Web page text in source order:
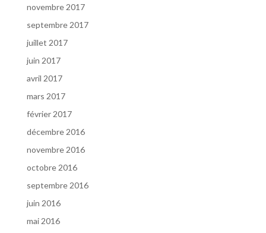
novembre 2017
septembre 2017
juillet 2017
juin 2017
avril 2017
mars 2017
février 2017
décembre 2016
novembre 2016
octobre 2016
septembre 2016
juin 2016
mai 2016